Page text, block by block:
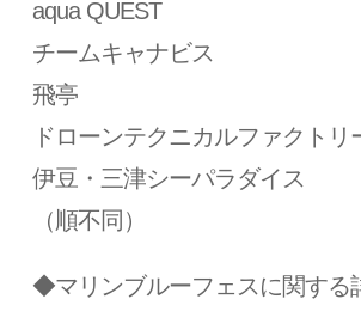
aqua QUEST
チームキャナビス
飛亭
ドローンテクニカルファクトリ
伊豆・三津シーパラダイス
（順不同）
◆マリンブルーフェスに関する